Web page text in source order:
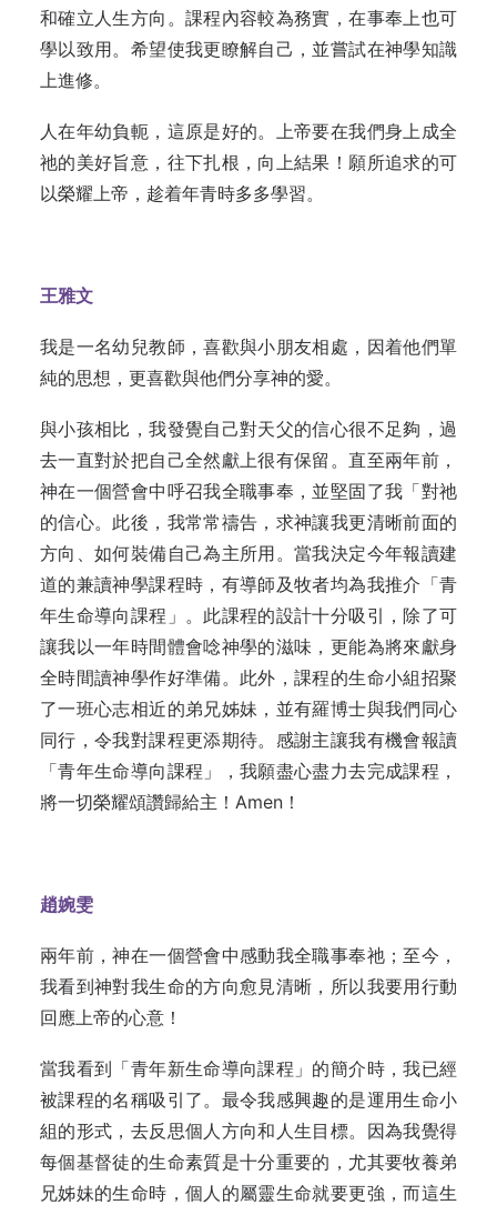
和確立人生方向。課程內容較為務實，在事奉上也可
學以致用。希望使我更瞭解自己，並嘗試在神學知識
上進修。
人在年幼負軛，這原是好的。上帝要在我們身上成全
祂的美好旨意，往下扎根，向上結果！願所追求的可
以榮耀上帝，趁着年青時多多學習。
王雅文
我是一名幼兒教師，喜歡與小朋友相處，因着他們單
純的思想，更喜歡與他們分享神的愛。
與小孩相比，我發覺自己對天父的信心很不足夠，過
去一直對於把自己全然獻上很有保留。直至兩年前，
神在一個營會中呼召我全職事奉，並堅固了我「對祂
的信心。此後，我常常禱告，求神讓我更清晰前面的
方向、如何裝備自己為主所用。當我決定今年報讀建
道的兼讀神學課程時，有導師及牧者均為我推介「青
年生命導向課程」。此課程的設計十分吸引，除了可
讓我以一年時間體會唸神學的滋味，更能為將來獻身
全時間讀神學作好準備。此外，課程的生命小組招聚
了一班心志相近的弟兄姊妹，並有羅博士與我們同心
同行，令我對課程更添期待。感謝主讓我有機會報讀
「青年生命導向課程」，我願盡心盡力去完成課程，
將一切榮耀頌讚歸給主！Amen！
趙婉雯
兩年前，神在一個營會中感動我全職事奉祂；至今，
我看到神對我生命的方向愈見清晰，所以我要用行動
回應上帝的心意！
當我看到「青年新生命導向課程」的簡介時，我已經
被課程的名稱吸引了。最令我感興趣的是運用生命小
組的形式，去反思個人方向和人生目標。因為我覺得
每個基督徒的生命素質是十分重要的，尤其要牧養弟
兄姊妹的生命時，個人的屬靈生命就要更強，而這生